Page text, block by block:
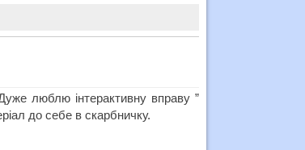
люблю інтерактивну вправу ”
до себе в скарбничку.